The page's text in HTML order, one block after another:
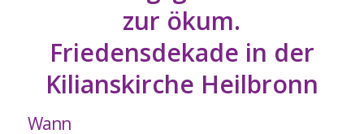
zur ökum.
Friedensdekade in der
Kilianskirche Heilbronn
Wann